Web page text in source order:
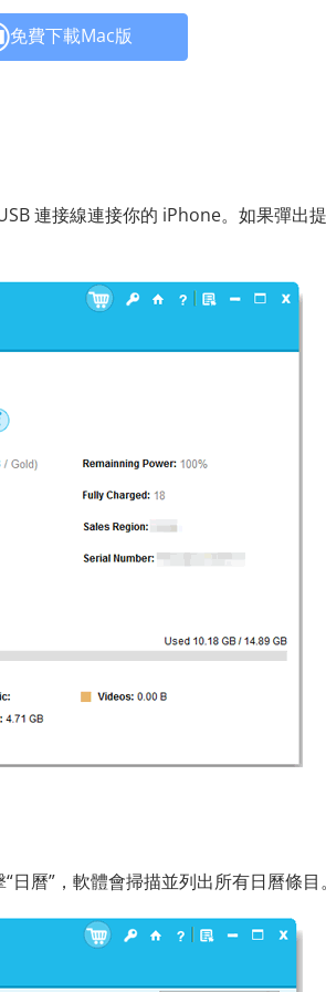
免費下載Mac版
連接線連接你的 iPhone。如果彈出
曆”，軟體會掃描並列出所有日曆條目